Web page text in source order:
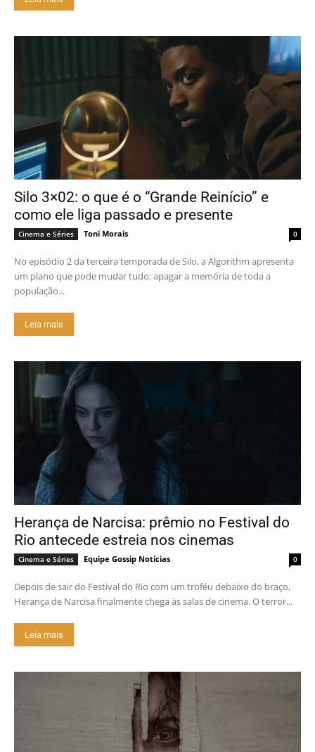
Silo 3×02: o que é o “Grande Reinício” e
como ele liga passado e presente
Cinema e Séries Toni Morais 0
No episódio 2 da terceira temporada de Silo, a Algorithm apresenta
um plano que pode mudar tudo: apagar a memória de toda a
população...
Leia mais
Herança de Narcisa: prêmio no Festival do
Rio antecede estreia nos cinemas
Cinema e Séries Equipe Gossip Notícias 0
Depois de sair do Festival do Rio com um troféu debaixo do braço,
Herança de Narcisa finalmente chega às salas de cinema. O terror...
Leia mais